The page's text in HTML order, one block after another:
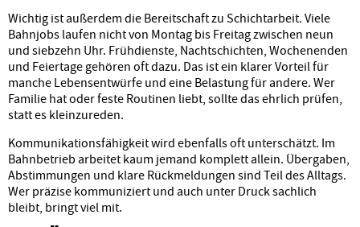
Wichtig ist außerdem die Bereitschaft zu Schichtarbeit. Viele
Bahnjobs laufen nicht von Montag bis Freitag zwischen neun
und siebzehn Uhr. Frühdienste, Nachtschichten, Wochenenden
und Feiertage gehören oft dazu. Das ist ein klarer Vorteil für
manche Lebensentwürfe und eine Belastung für andere. Wer
Familie hat oder feste Routinen liebt, sollte das ehrlich prüfen,
statt es kleinzureden.
Kommunikationsfähigkeit wird ebenfalls oft unterschätzt. Im
Bahnbetrieb arbeitet kaum jemand komplett allein. Übergaben,
Abstimmungen und klare Rückmeldungen sind Teil des Alltags.
Wer präzise kommuniziert und auch unter Druck sachlich
bleibt, bringt viel mit.